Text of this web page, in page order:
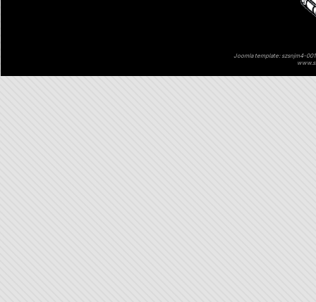
Joomla template: szsnjm4-